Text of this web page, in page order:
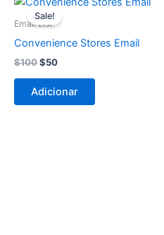
Sale!
Email List
Convenience Stores Email
$100
preço
original
$100.
$50
atual
$50.
Adicionar